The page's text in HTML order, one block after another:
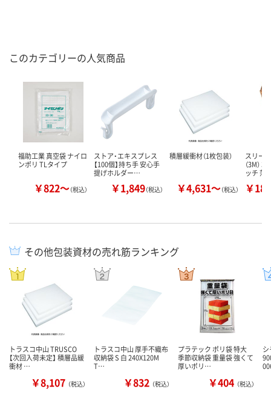
このカテゴリーの人気商品
福助工業 真空袋 ナイロ
ンポリ TLタイプ
￥822～（税込）
ストア・エキスプレス
【100個】持ち手 安心手
提げホルダー…
￥1,849（税込）
積層緩衝材（1枚包装）
￥4,631～（税込）
スリー
（3M）
ッチ 落
￥
その他包装資材の売れ筋ランキング
トラスコ中山 TRUSCO
【次回入荷未定】 積層品緩
衝材 …
￥8,107 （税込）
トラスコ中山 厚手不織布
収納袋 S 白 240X120M
T…
￥832 （税込）
プラテック ポリ袋 特大
季節収納袋 重量袋 強くて
厚いポリ…
￥404 （税込）